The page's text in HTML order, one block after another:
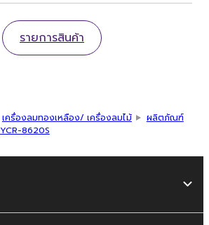
รายการสินค้า
เครื่องลมทองเหลือง/ เครื่องลมไม้
ผลิตภัณฑ์
YCR-8620S